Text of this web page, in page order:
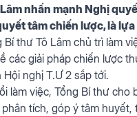
nhấn mạnh Nghị
tâm chiến lược, là
thư Tô Lâm chủ trì làm
các giải pháp chiến lược
nghị T.Ư 2 sắp tới.
làm việc, Tổng Bí thư
tích, góp ý tâm